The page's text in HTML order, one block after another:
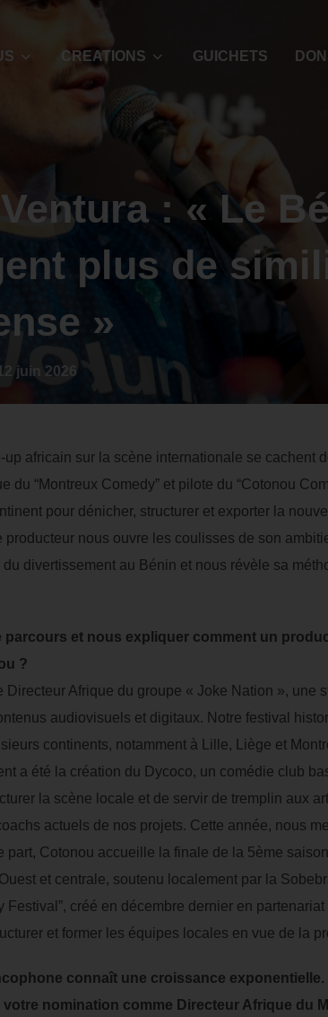
CREATIONS GUICHETS
: « Le
plus de
»
juin 2026
africain sur la scène internationale se cachent
du “Montreux Comedy” et pilote du “Cotonou
pour dénicher, structurer et exporter la
producteur nous ouvre les coulisses de son
divertissement au Bénin et nous révèle sa
et nous expliquer comment un
?
Afrique du groupe « Joke Nation », une
audiovisuels et digitaux. Notre festival
continents, notamment à Lille, Liège et
a été la création du Dycoco, un comédie club
la scène locale et de servir de tremplin aux
actuels de nos projets. Cette année, nous
part, Cotonou accueille la finale de la 5ème
et centrale, soutenu localement par la
créé en décembre dernier en
et former les équipes locales en vue de la
connaît une croissance
nomination comme Directeur Afrique du